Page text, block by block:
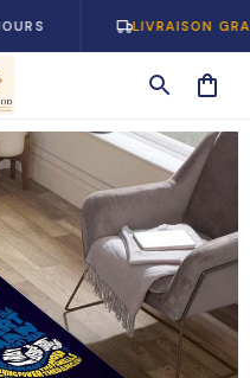
LIVRAISON